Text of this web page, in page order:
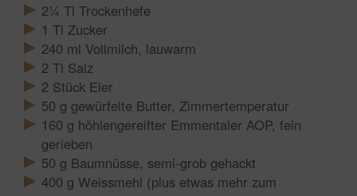
2¼ Tl Trockenhefe
1 Tl Zucker
240 ml Vollmilch, lauwarm
2 Tl Salz
2 Stück Eier
50 g gewürfelte Butter, Zimmertemperatur
160 g höhlengereifter Emmentaler AOP, fein
gerieben
50 g Baumnüsse, semi-grob gehackt
400 g Weissmehl (plus etwas mehr zum